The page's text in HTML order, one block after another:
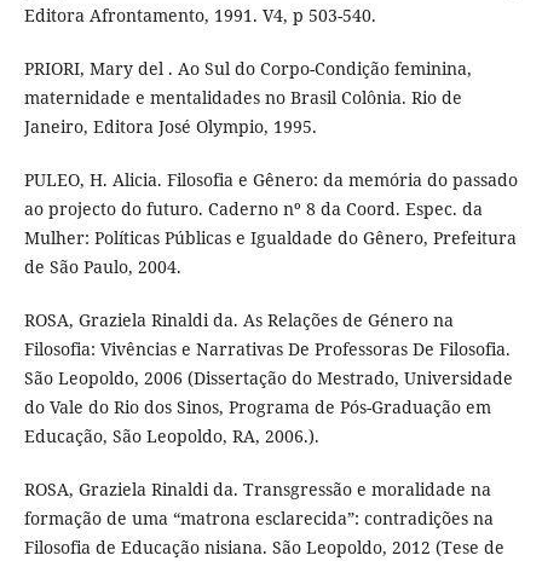
Editora Afrontamento, 1991. V4, p 503-540.
PRIORI, Mary del . Ao Sul do Corpo-Condição feminina,
maternidade e mentalidades no Brasil Colônia. Rio de
Janeiro, Editora José Olympio, 1995.
PULEO, H. Alicia. Filosofia e Gênero: da memória do passado
ao projecto do futuro. Caderno nº 8 da Coord. Espec. da
Mulher: Políticas Públicas e Igualdade do Gênero, Prefeitura
de São Paulo, 2004.
ROSA, Graziela Rinaldi da. As Relações de Género na
Filosofia: Vivências e Narrativas De Professoras De Filosofia.
São Leopoldo, 2006 (Dissertação do Mestrado, Universidade
do Vale do Rio dos Sinos, Programa de Pós-Graduação em
Educação, São Leopoldo, RA, 2006.).
ROSA, Graziela Rinaldi da. Transgressão e moralidade na
formação de uma “matrona esclarecida”: contradições na
Filosofia de Educação nisiana. São Leopoldo, 2012 (Tese de